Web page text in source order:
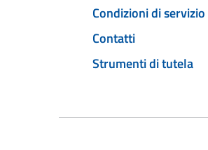
Condizioni di servizio
Contatti
Strumenti di tutela